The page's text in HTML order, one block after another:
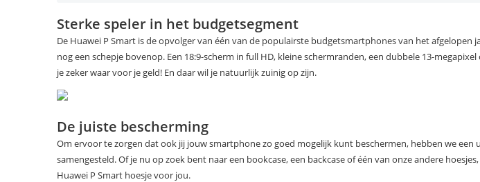
Sterke speler in het budgetsegment
De Huawei P Smart is de opvolger van één van de populairste budgetsmartphones van het afgelopen
nog een schepje bovenop. Een 18:9-scherm in full HD, kleine schermranden, een dubbele 13-
je zeker waar voor je geld! En daar wil je natuurlijk zuinig op zijn.
De juiste bescherming
Om ervoor te zorgen dat ook jij jouw smartphone zo goed mogelijk kunt beschermen, hebben we
samengesteld. Of je nu op zoek bent naar een bookcase, een backcase of één van onze andere
Huawei P Smart hoesje voor jou.